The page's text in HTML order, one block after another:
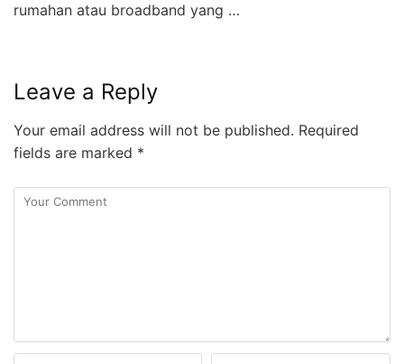
rumahan atau broadband yang …
Leave a Reply
Your email address will not be published. Required
fields are marked *